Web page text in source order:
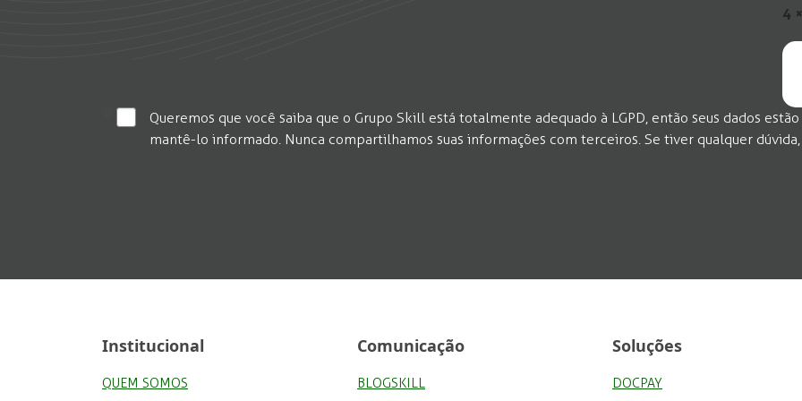
4
Queremos que você saiba que o Grupo Skill está totalmente adequado à LGPD, então seus dados
mantê-lo informado. Nunca compartilhamos suas informações com terceiros. Se tiver qualquer
Institucional
QUEM SOMOS
Comunicação
BLOGSKILL
Soluções
DOCPAY